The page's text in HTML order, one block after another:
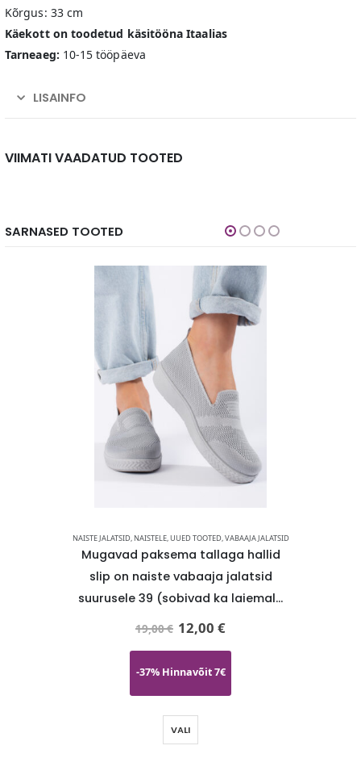
Kõrgus: 33 cm
Käekott on toodetud käsitööna Itaalias
Tarneaeg: 10-15 tööpäeva
LISAINFO
VIIMATI VAADATUD TOOTED
SARNASED TOOTED
NAISTE JALATSID, NAISTELE, UUED TOOTED, VABAAJA JALATSID
Mugavad paksema tallaga hallid
slip on naiste vabaaja jalatsid
suurusele 39 (sobivad ka laiemale
jalale) -KOHE LAOS
19,00€ 12,00€
-37% Hinnavõit 7€
VALI